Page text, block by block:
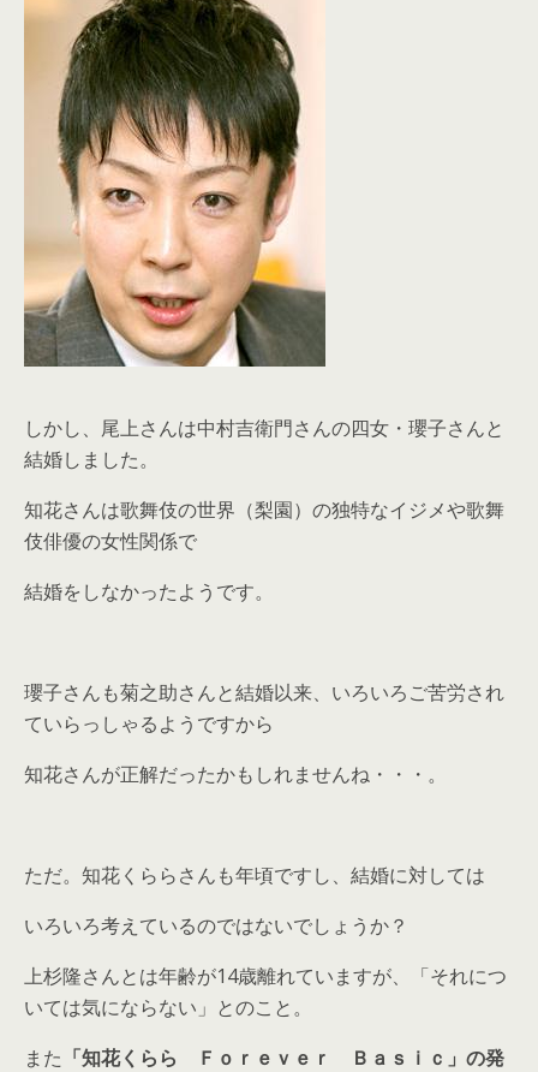
しかし、尾上さんは中村吉衛門さんの四女・瓔子さんと
結婚しました。
知花さんは歌舞伎の世界（梨園）の独特なイジメや歌舞
伎俳優の女性関係で
結婚をしなかったようです。
瓔子さんも菊之助さんと結婚以来、いろいろご苦労され
ていらっしゃるようですから
知花さんが正解だったかもしれませんね・・・。
ただ。知花くららさんも年頃ですし、結婚に対しては
いろいろ考えているのではないでしょうか？
上杉隆さんとは年齢が14歳離れていますが、「それにつ
いては気にならない」とのこと。
また 「知花くらら Ｆｏｒｅｖｅｒ Ｂａｓｉｃ」の発